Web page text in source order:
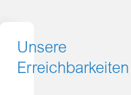
Unsere
Erreichbarkeiten